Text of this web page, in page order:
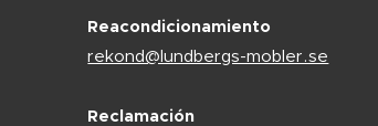
Reacondicionamiento
rekond@lundbergs-mobler.se
Reclamación